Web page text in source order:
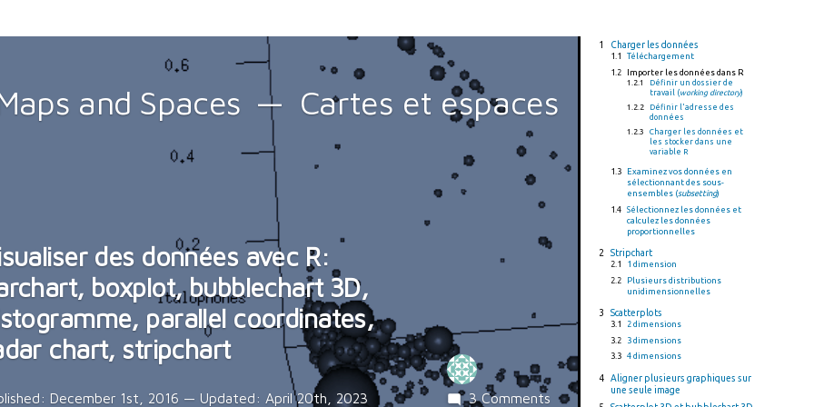
and Spaces Cartes et espaces
des données avec R:
boxplot, bubblechart 3D,
parallel coordinates,
chart, stripchart
December 1st, 2016 — Updated: April 20th, 2023 3 Commentson
Charger les données
Téléchargement
Importer les données dans R
Définir un dossier de
travail (working directory)
Définir l'adresse des
données
Charger les données et
les stocker dans une
variable R
Examinez vos données en
sélectionnant des sous-
ensembles (subsetting)
Sélectionnez les données et
calculez les données
proportionnelles
Stripchart
1 dimension
Plusieurs distributions
unidimensionnelles
Scatterplots
2 dimensions
3 dimensions
4 dimensions
Aligner plusieurs graphiques sur
une seule image